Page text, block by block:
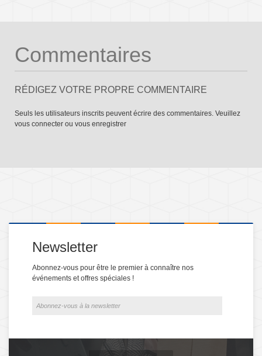
Commentaires
RÉDIGEZ VOTRE PROPRE COMMENTAIRE
Seuls les utilisateurs inscrits peuvent écrire des commentaires. Veuillez
vous connecter ou vous enregistrer
Newsletter
Abonnez-vous pour être le premier à connaître nos
événements et offres spéciales !